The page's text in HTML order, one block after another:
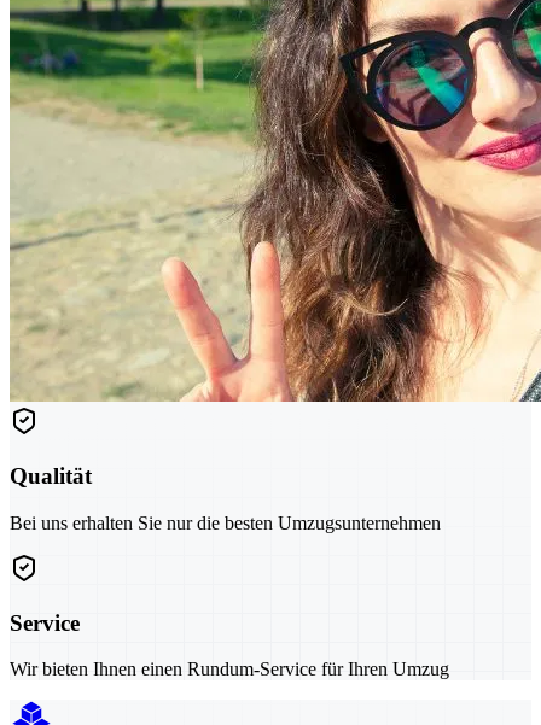
Qualität
Bei uns erhalten Sie nur die besten Umzugsunternehmen
Service
Wir bieten Ihnen einen Rundum-Service für Ihren Umzug